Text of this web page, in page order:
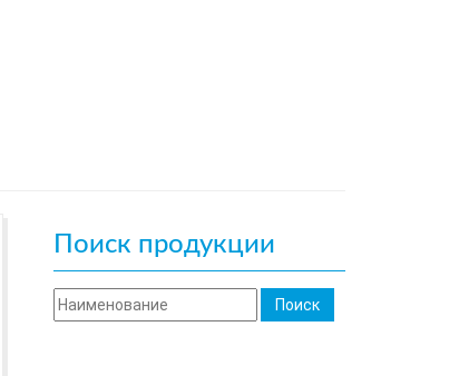
Поиск продукции